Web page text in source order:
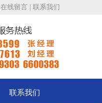
在线留言 联系我们
联系我们